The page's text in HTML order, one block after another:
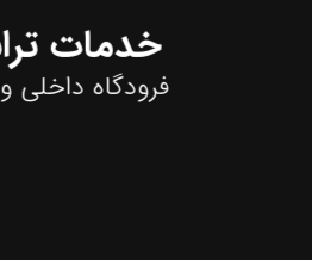
خدمات
فرودگاه داخلی